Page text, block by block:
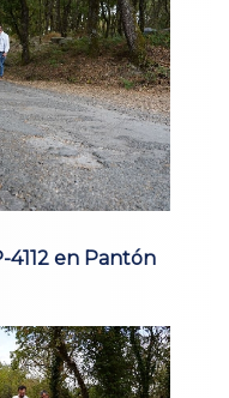
4112 en Pantón